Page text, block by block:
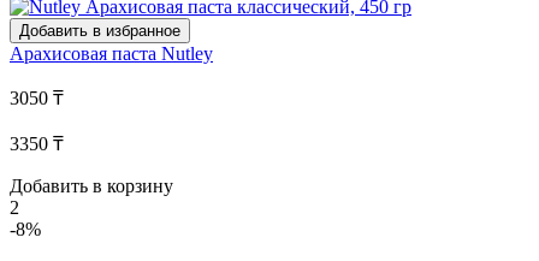
Добавить в избранное
Арахисовая паста Nutley
3050 ₸
3350 ₸
Добавить в корзину
2
-8%